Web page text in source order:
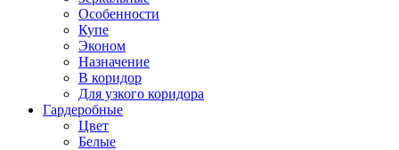
Особенности
Купе
Эконом
Назначение
В коридор
Для узкого коридора
Гардеробные
Цвет
Белые